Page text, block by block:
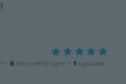
· 6 beoordelingen · 1 uploads